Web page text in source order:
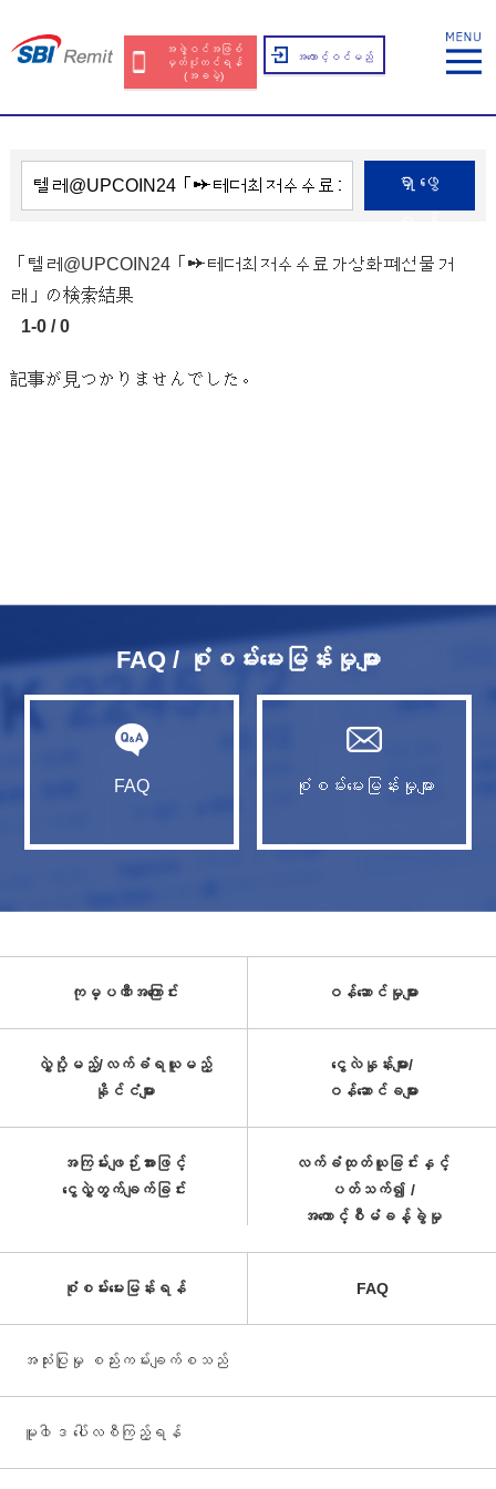
အဖွဲ့ဝင်အဖြစ်
မှတ်ပုံတင်ရန်
(အခမဲ့)
အကောင့်ဝင်မည်
ရှာဖွေ
「텔레@UPCOIN24「➙테더최저수수료가상화폐선물거
래」の検索結果
1-0 / 0
記事が見つかりませんでした。
FAQ / စုံစမ်းမေးမြန်းမှုများ
FAQ စုံစမ်းမေးမြန်းမှုများ
ကုမ္ပဏီအကြောင်း ဝန်ဆောင်မှုများ
လွှဲပို့မည့်/လက်ခံရယူမည့်
နိုင်ငံများ
ငွေလဲနှုန်းများ/
ဝန်ဆောင်ခများ
အကြမ်းဖျဉ်းအားဖြင့်
ငွေလွှဲတွက်ချက်ခြင်း
လက်ခံထုတ်ယူခြင်းနှင့်
ပတ်သက်၍ /
အကောင့်စီမံခန့်ခွဲမှု
စုံစမ်းမေးမြန်းရန် FAQ
အသုံးပြုမှု စည်းကမ်းချက်စသည်
မူ၀ါဒ ပေါ်လစီကြည့်ရန်